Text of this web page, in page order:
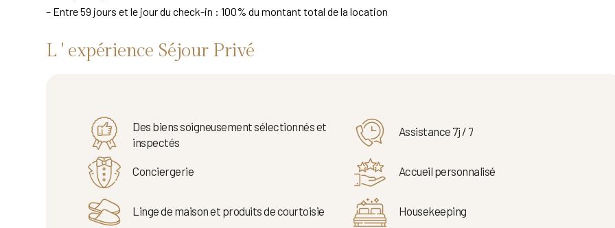
– Entre 59 jours et le jour du check-in : 100% du montant total de la location
L ' expérience Séjour Privé
Des biens soigneusement sélectionnés et
inspectés
Assistance 7j / 7
Conciergerie Accueil personnalisé
Linge de maison et produits de courtoisie Housekeeping